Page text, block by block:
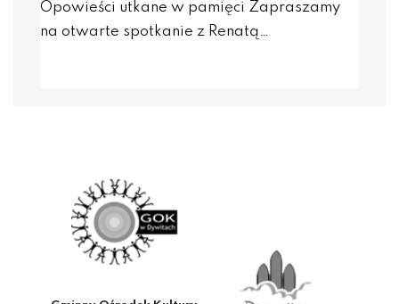
Opowieści utkane w pamięci Zapraszamy
na otwarte spotkanie z Renatą…